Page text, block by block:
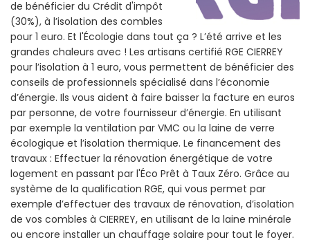
de bénéficier du Crédit d'impôt
(30%), à l’isolation des combles
pour 1 euro. Et l'Écologie dans tout ça ? L’été arrive et les
grandes chaleurs avec ! Les artisans certifié RGE CIERREY
pour l’isolation à 1 euro, vous permettent de bénéficier des
conseils de professionnels spécialisé dans l’économie
d’énergie. Ils vous aident à faire baisser la facture en euros
par personne, de votre fournisseur d’énergie. En utilisant
par exemple la ventilation par VMC ou la laine de verre
écologique et l’isolation thermique. Le financement des
travaux : Effectuer la rénovation énergétique de votre
logement en passant par l'Éco Prêt à Taux Zéro. Grâce au
système de la qualification RGE, qui vous permet par
exemple d’effectuer des travaux de rénovation, d’isolation
de vos combles à CIERREY, en utilisant de la laine minérale
ou encore installer un chauffage solaire pour tout le foyer.